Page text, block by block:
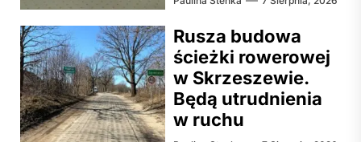
Rusza budowa
ścieżki rowerowej
w Skrzeszewie.
Będą utrudnienia
w ruchu